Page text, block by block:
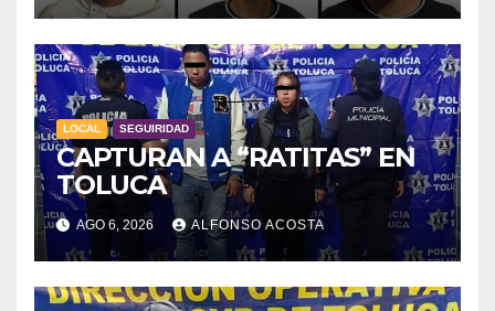
LOCAL SEGUIRIDAD
CAPTURAN A “RATITAS” EN
TOLUCA
AGO 6, 2026 ALFONSO ACOSTA